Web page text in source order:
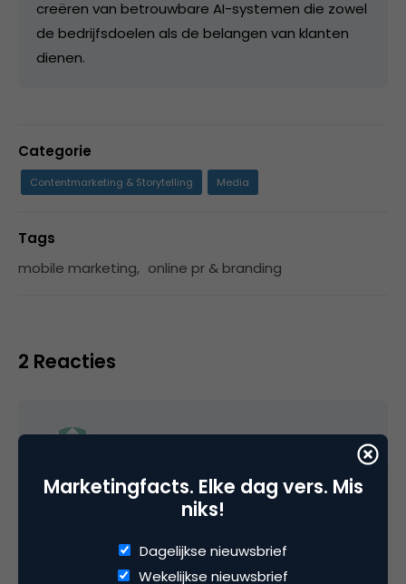
creëren van betrouwbare AI-systemen die zowel
de bedrijfsdoelen als de belangen van klanten
dienen.
Categorie
Contentmarketing & Storytelling Media
Tags
mobile marketing, online pr & branding
2 Reacties
Voor zover de 4 P’s nog relevant zijn in
van Plaats (distributie) die op een slimme
Marketingfacts. Elke dag vers. Mis
niks!
Dagelijkse nieuwsbrief
Wekelijkse nieuwsbrief